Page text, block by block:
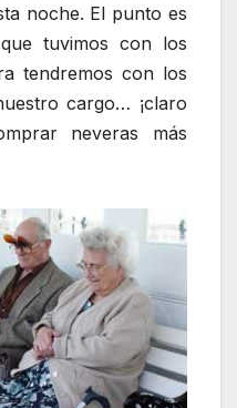
noche. El punto es
tuvimos con los
tendremos con los
cargo… ¡claro
neveras más